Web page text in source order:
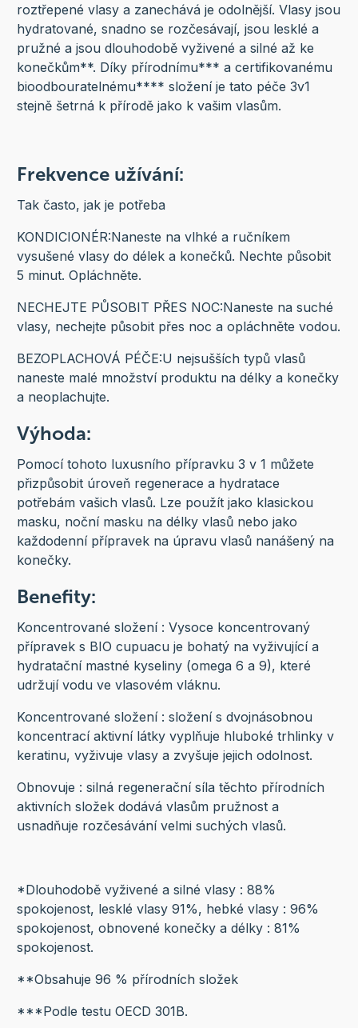
roztřepené vlasy a zanechává je odolnější. Vlasy jsou
hydratované, snadno se rozčesávají, jsou lesklé a
pružné a jsou dlouhodobě vyživené a silné až ke
konečkům**. Díky přírodnímu*** a certifikovanému
bioodbouratelnému**** složení je tato péče 3v1
stejně šetrná k přírodě jako k vašim vlasům.
Frekvence užívání:
Tak často, jak je potřeba
KONDICIONÉR:Naneste na vlhké a ručníkem
vysušené vlasy do délek a konečků. Nechte působit
5 minut. Opláchněte.
NECHEJTE PŮSOBIT PŘES NOC:Naneste na suché
vlasy, nechejte působit přes noc a opláchněte vodou.
BEZOPLACHOVÁ PÉČE:U nejsušších typů vlasů
naneste malé množství produktu na délky a konečky
a neoplachujte.
Výhoda:
Pomocí tohoto luxusního přípravku 3 v 1 můžete
přizpůsobit úroveň regenerace a hydratace
potřebám vašich vlasů. Lze použít jako klasickou
masku, noční masku na délky vlasů nebo jako
každodenní přípravek na úpravu vlasů nanášený na
konečky.
Benefity:
Koncentrované složení : Vysoce koncentrovaný
přípravek s BIO cupuacu je bohatý na vyživující a
hydratační mastné kyseliny (omega 6 a 9), které
udržují vodu ve vlasovém vláknu.
Koncentrované složení : složení s dvojnásobnou
koncentrací aktivní látky vyplňuje hluboké trhlinky v
keratinu, vyživuje vlasy a zvyšuje jejich odolnost.
Obnovuje : silná regenerační síla těchto přírodních
aktivních složek dodává vlasům pružnost a
usnadňuje rozčesávání velmi suchých vlasů.
*Dlouhodobě vyživené a silné vlasy : 88%
spokojenost, lesklé vlasy 91%, hebké vlasy : 96%
spokojenost, obnovené konečky a délky : 81%
spokojenost.
**Obsahuje 96 % přírodních složek
***Podle testu OECD 301B.